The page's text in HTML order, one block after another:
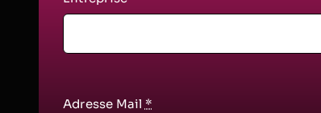
Adresse Mail *